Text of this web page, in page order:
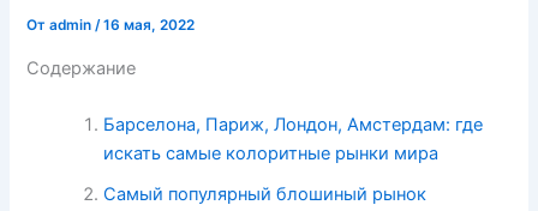
Отadmin/16 мая, 2022
Содержание
Барселона, Париж, Лондон, Амстердам: где
искать самые колоритные рынки мира
Самый популярный блошиный рынок